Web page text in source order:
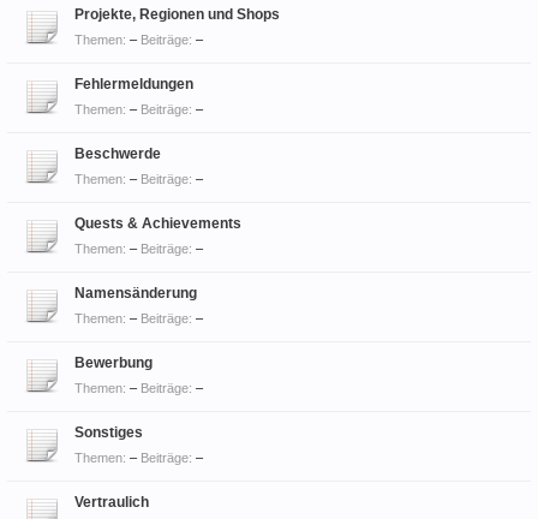
Projekte, Regionen und Shops
Themen: – Beiträge: –
Fehlermeldungen
Themen: – Beiträge: –
Beschwerde
Themen: – Beiträge: –
Quests & Achievements
Themen: – Beiträge: –
Namensänderung
Themen: – Beiträge: –
Bewerbung
Themen: – Beiträge: –
Sonstiges
Themen: – Beiträge: –
Vertraulich